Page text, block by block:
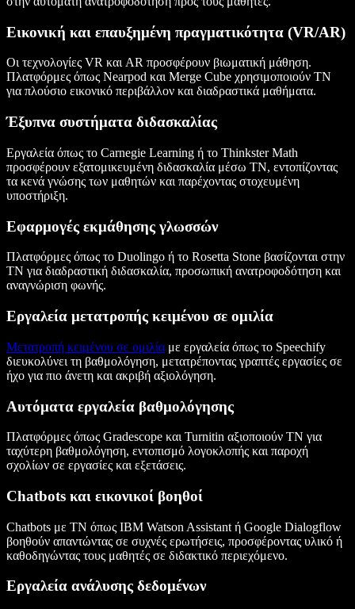
Εικονική και επαυξημένη πραγματικότητα (VR/AR)
Οι τεχνολογίες VR και AR προσφέρουν βιωματική μάθηση.
Πλατφόρμες όπως Nearpod και Merge Cube χρησιμοποιούν ΤΝ
για πλούσιο εικονικό περιβάλλον και διαδραστικά μαθήματα.
Έξυπνα συστήματα διδασκαλίας
Εργαλεία όπως το Carnegie Learning ή το Thinkster Math
προσφέρουν εξατομικευμένη διδασκαλία μέσω ΤΝ, εντοπίζοντας
τα κενά γνώσης των μαθητών και παρέχοντας στοχευμένη
υποστήριξη.
Εφαρμογές εκμάθησης γλωσσών
Πλατφόρμες όπως το Duolingo ή το Rosetta Stone βασίζονται στην
ΤΝ για διαδραστική διδασκαλία, προσωπική ανατροφοδότηση και
αναγνώριση φωνής.
Εργαλεία μετατροπής κειμένου σε ομιλία
Μετατροπή κειμένου σε ομιλία με εργαλεία όπως το Speechify
διευκολύνει τη βαθμολόγηση, μετατρέποντας γραπτές εργασίες σε
ήχο για πιο άνετη και ακριβή αξιολόγηση.
Αυτόματα εργαλεία βαθμολόγησης
Πλατφόρμες όπως Gradescope και Turnitin αξιοποιούν ΤΝ για
ταχύτερη βαθμολόγηση, εντοπισμό λογοκλοπής και παροχή
σχολίων σε εργασίες και εξετάσεις.
Chatbots και εικονικοί βοηθοί
Chatbots με ΤΝ όπως IBM Watson Assistant ή Google Dialogflow
βοηθούν απαντώντας σε συχνές ερωτήσεις, προσφέροντας υλικό ή
καθοδηγώντας τους μαθητές σε διδακτικό περιεχόμενο.
Εργαλεία ανάλυσης δεδομένων